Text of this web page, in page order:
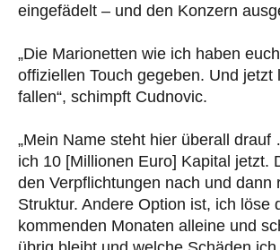
eingefädelt – und den Konzern
„Die Marionetten wie ich haben
offiziellen Touch gegeben. Und jetzt
fallen“, schimpft Cudnovic.
„Mein Name steht hier überall
ich 10 [Millionen Euro] Kapital jetzt.
den Verpflichtungen nach und dann
Struktur. Andere Option ist, ich löse
kommenden Monaten alleine und